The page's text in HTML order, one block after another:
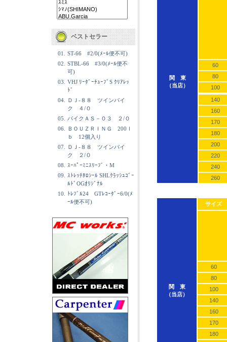
ベストセラー
01.
ST-66 #2/0(ﾒｰﾙ便不可)
02.
STBL-66 #3/0(ﾒｰﾙ便不
可)
03.
VHJ ﾘｰﾀﾞｰﾁｭｰﾌﾞS ｸﾘｱﾚｯ
ﾄﾞ
04.
ＤＪ-８８ ツインパイ
ク ４/０
05.
パイクＡＳ－０３ ２/０
06.
ＢＯＵＺＲＩＮＧ 200ｌ
ｂ 12個入り
07.
ＤＪ-８８ ツインパイ
ク ２/０
08.
ｽｰﾊﾟｰﾐﾆｽﾘｰﾌﾞ・M
09.
ｽﾄﾚｯﾁﾎﾛｼｰﾙ SHLｸﾗｯｼｭｺﾞｰ
ﾙﾄﾞOGｵﾘｼﾞﾅﾙ
10.
ﾄﾚﾌﾞﾙ24 GTﾚｺｰﾀﾞｰ6/0(ﾒ
ｰﾙ便不可)
関 東
（当店）
60
80
100
140
160
170
180
200
220
240
260
関 東
（当店）
サイズ
60
80
100
140
160
170
180